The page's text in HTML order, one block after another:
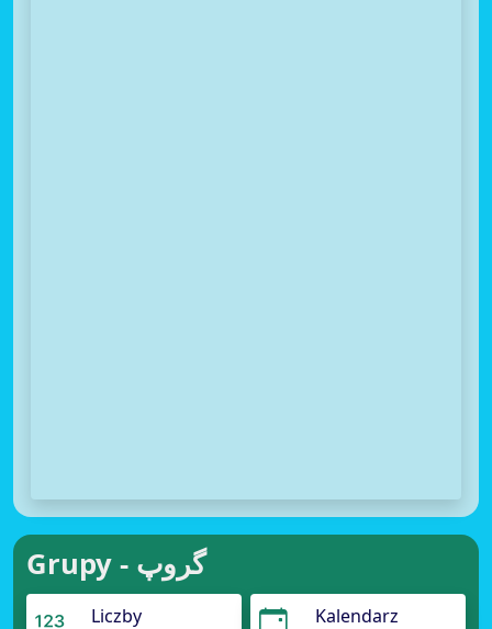
Grupy - گروپ
Liczby
Kalendarz